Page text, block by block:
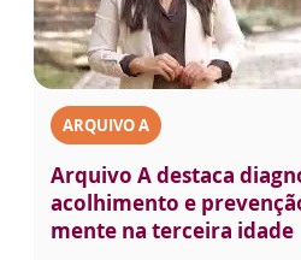
ARQUIVO A
Arquivo A destaca
acolhimento e
mente na terceira idade